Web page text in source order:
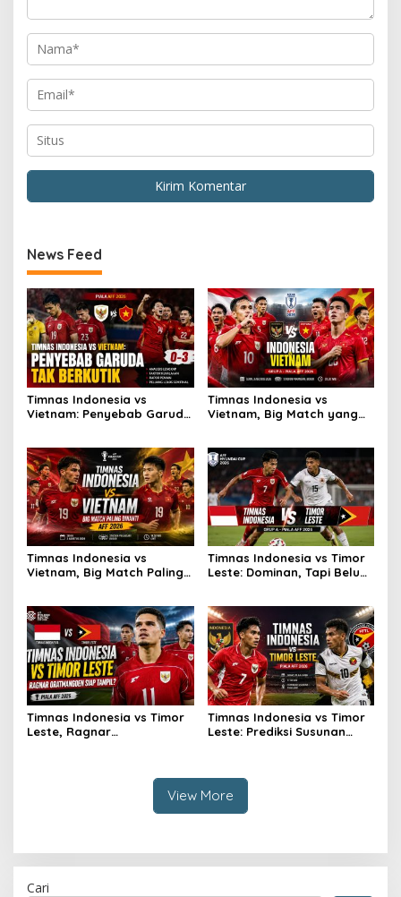
News Feed
Timnas Indonesia vs
Vietnam: Penyebab Garuda
Timnas Indonesia vs
Vietnam, Big Match yang
Timnas Indonesia vs
Vietnam, Big Match Paling
Timnas Indonesia vs Timor
Leste: Dominan, Tapi Belum
Timnas Indonesia vs Timor
Leste, Ragnar
Timnas Indonesia vs Timor
Leste: Prediksi Susunan
View More
Cari